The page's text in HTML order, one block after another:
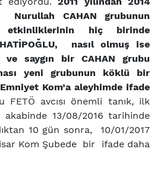
Nurullah CAHAN grubunun
etkinliklerinin hiç birinde
nasıl olmuş ise
saygın bir CAHAN grubu
yeni grubunun köklü bir
Kom’a aleyhimde ifade
FETÖ avcısı önemli tanık, ilk
akabinde 13/08/2016 tarihinde
10 gün sonra, 10/01/2017
Kom Şubede bir ifade daha